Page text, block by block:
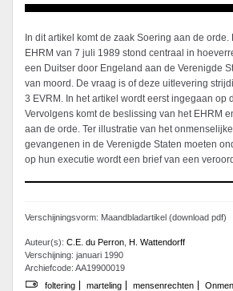
In dit artikel komt de zaak Soering aan de
EHRM van 7 juli 1989 stond centraal in
een Duitser door Engeland aan de Verenigde
van moord. De vraag is of deze uitlevering
3 EVRM. In het artikel wordt eerst ingegaan op
Vervolgens komt de beslissing van het EHRM
aan de orde. Ter illustratie van het
gevangenen in de Verenigde Staten moeten
op hun executie wordt een brief van een
Verschijningsvorm: Maandbladartikel (download pdf)
Auteur(s): C.E. du Perron H. Wattendorff
Verschijning: januari 1990
Archiefcode: AA19900019
foltering
marteling mensenrechten